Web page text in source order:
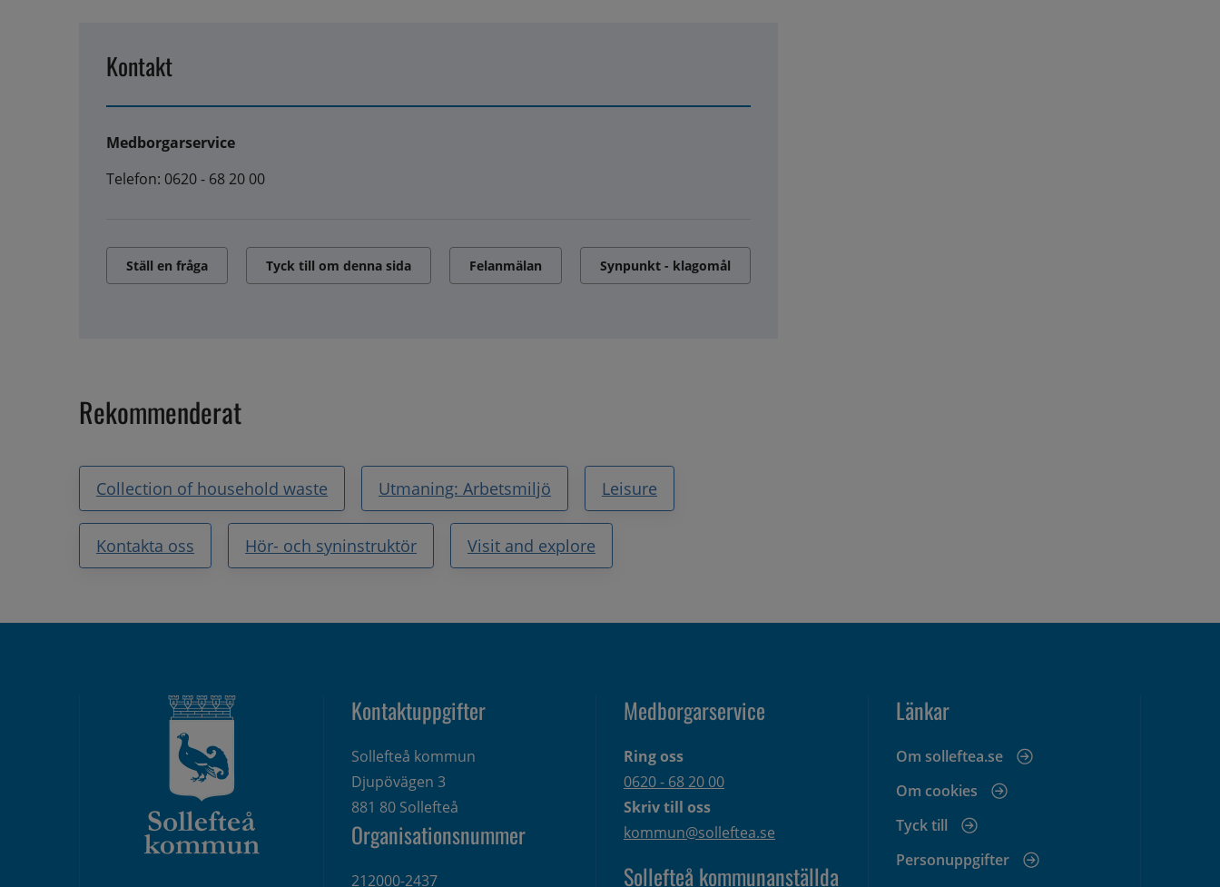
Kontakt
Medborgarservice
Telefon: 0620 - 68 20 00
Ställ en fråga Tyck till om denna sida Felanmälan Synpunkt - klagomål
Rekommenderat
Collection of household waste Utmaning: Arbetsmiljö Leisure
Kontakta oss Hör- och syninstruktör Visit and explore
Kontaktuppgifter
Sollefteå kommun
Djupövägen 3
881 80 Sollefteå
Organisationsnummer
212000-2437
Medborgarservice
Ring oss
0620 - 68 20 00
Skriv till oss
kommun@solleftea.se
Sollefteå kommunanställda
Länkar
Om solleftea.se
Om cookies
Tyck till
Personuppgifter